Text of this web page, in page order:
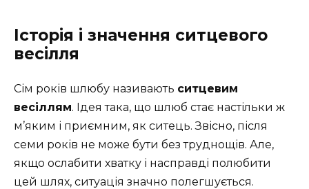
Історія і значення ситцевого
весілля
Сім років шлюбу називають ситцевим
весіллям. Ідея така, що шлюб стає настільки ж
м’яким і приємним, як ситець. Звісно, після
семи років не може бути без труднощів. Але,
якщо ослабити хватку і насправді полюбити
цей шлях, ситуація значно полегшується.